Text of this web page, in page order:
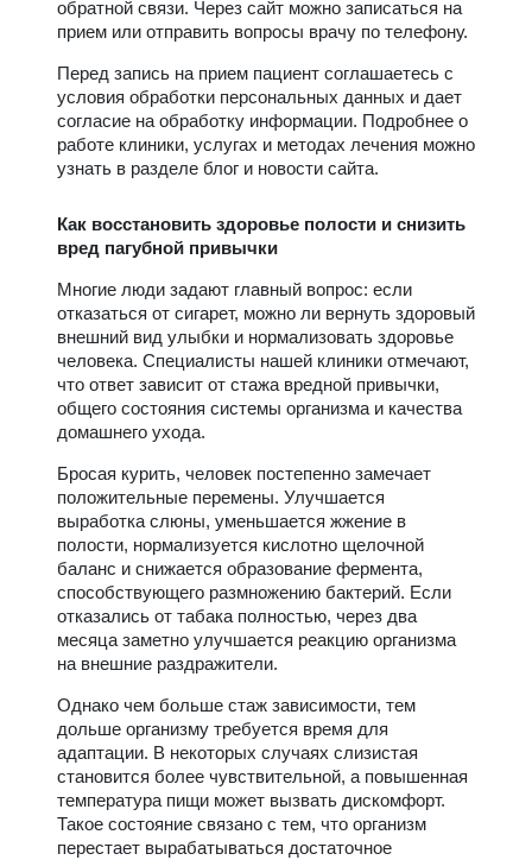
обратной связи. Через сайт можно записаться на
прием или отправить вопросы врачу по телефону.
Перед запись на прием пациент соглашаетесь с
условия обработки персональных данных и дает
согласие на обработку информации. Подробнее о
работе клиники, услугах и методах лечения можно
узнать в разделе блог и новости сайта.
Как восстановить здоровье полости и снизить
вред пагубной привычки
Многие люди задают главный вопрос: если
отказаться от сигарет, можно ли вернуть здоровый
внешний вид улыбки и нормализовать здоровье
человека. Специалисты нашей клиники отмечают,
что ответ зависит от стажа вредной привычки,
общего состояния системы организма и качества
домашнего ухода.
Бросая курить, человек постепенно замечает
положительные перемены. Улучшается
выработка слюны, уменьшается жжение в
полости, нормализуется кислотно щелочной
баланс и снижается образование фермента,
способствующего размножению бактерий. Если
отказались от табака полностью, через два
месяца заметно улучшается реакцию организма
на внешние раздражители.
Однако чем больше стаж зависимости, тем
дольше организму требуется время для
адаптации. В некоторых случаях слизистая
становится более чувствительной, а повышенная
температура пищи может вызвать дискомфорт.
Такое состояние связано с тем, что организм
перестает вырабатываться достаточное